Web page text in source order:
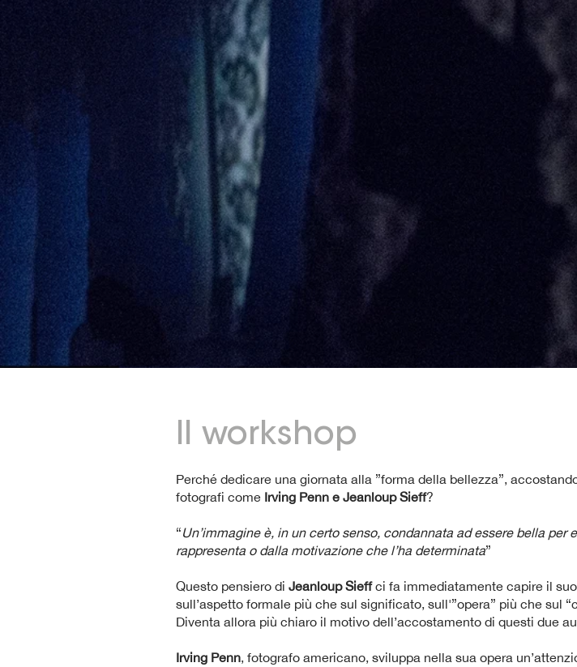
Il workshop
Perché dedicare una giornata alla ”forma della bellezza”,
fotografi come Irving Penn e Jeanloup Sieff?
“Un’immagine è, in un certo senso, condannata ad essere bella
rappresenta o dalla motivazione che l’ha determinata”
Questo pensiero di Jeanloup Sieffci fa immediatamente capire il
sull’aspetto formale più che sul significato, sull'”opera” più che sul
Diventa allora più chiaro il motivo dell’accostamento di questi due
Irving Penn, fotografo americano, sviluppa nella sua opera